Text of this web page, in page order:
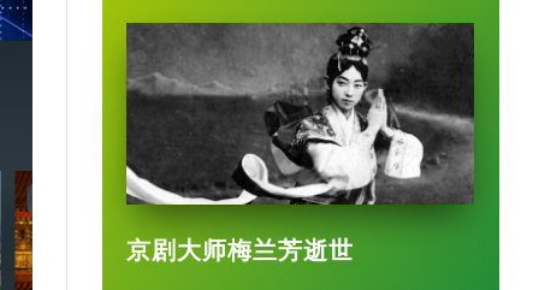
3:49
京剧大师梅兰芳逝世